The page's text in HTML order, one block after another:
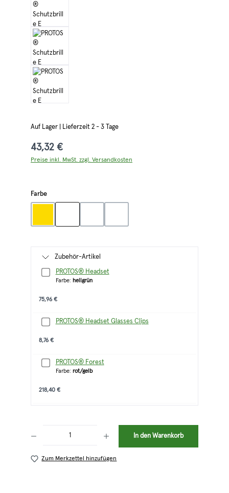
Auf Lager | Lieferzeit 2 - 3 Tage
43,32 €
Preise inkl. MwSt. zzgl. Versandkosten
Farbeauswählen
Zubehör-Artikel
PROTOS® Headset
Farbe: hellgrün
75,96 €
PROTOS® Headset Glasses Clips
8,76 €
PROTOS® Forest
Farbe: rot/gelb
218,40 €
In den Warenkorb
Zum Merkzettel hinzufügen